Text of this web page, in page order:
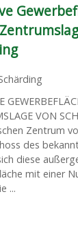
VON
Zentrum
des
diese
mit einer
...